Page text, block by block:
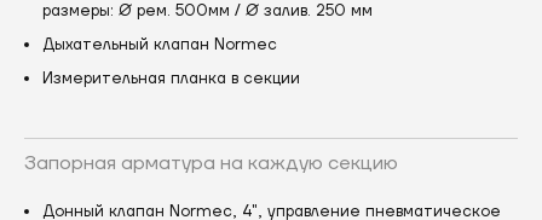
размеры: Ø рем. 500мм / Ø залив. 250 мм
Дыхательный клапан Normec
Измерительная планка в секции
Запорная арматура на каждую секцию
Донный клапан Normec, 4", управление пневматическое